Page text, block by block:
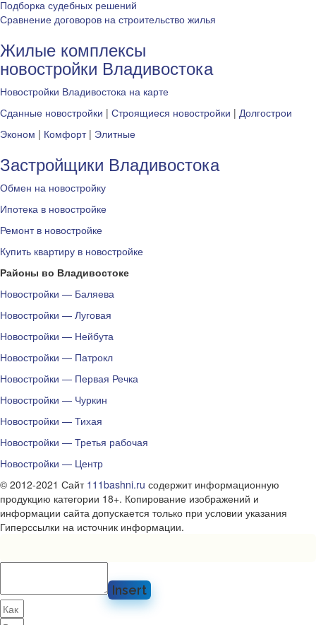
Подборка судебных решений
Сравнение договоров на строительство жилья
Жилые комплексы
новостройки Владивостока
Новостройки Владивостока на карте
Сданные новостройки | Строящиеся новостройки | Долгострои
Эконом | Комфорт| Элитные
Застройщики Владивостока
Обмен на новостройку
Ипотека в новостройке
Ремонт в новостройке
Купить квартиру в новостройке
Районы во Владивостоке
Новостройки — Баляева
Новостройки — Луговая
Новостройки — Нейбута
Новостройки — Патрокл
Новостройки — Первая Речка
Новостройки — Чуркин
Новостройки — Тихая
Новостройки — Третья рабочая
Новостройки — Центр
© 2012-2021 Сайт 111bashni.ru содержит информационную
продукцию категории 18+. Копирование изображений и
информации сайта допускается только при условии указания
Гиперссылки на источник информации.
Insert